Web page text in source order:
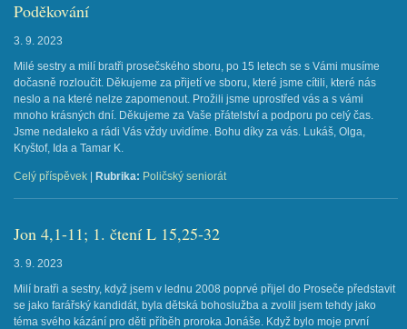
Poděkování
3. 9. 2023
Milé sestry a milí bratři prosečského sboru, po 15 letech se s Vámi musíme
dočasně rozloučit. Děkujeme za přijetí ve sboru, které jsme cítili, které nás
neslo a na které nelze zapomenout. Prožili jsme uprostřed vás a s vámi
mnoho krásných dní. Děkujeme za Vaše přátelství a podporu po celý čas.
Jsme nedaleko a rádi Vás vždy uvidíme. Bohu díky za vás. Lukáš, Olga,
Kryštof, Ida a Tamar K.
Celý příspěvek Rubrika: Poličský seniorát
Jon 4,1-11; 1. čtení L 15,25-32
3. 9. 2023
Milí bratři a sestry, když jsem v lednu 2008 poprvé přijel do Proseče představit
se jako farářský kandidát, byla dětská bohoslužba a zvolil jsem tehdy jako
téma svého kázání pro děti příběh proroka Jonáše. Když bylo moje první